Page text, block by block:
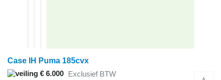
Case IH Puma 185cvx
€ 6.000 Exclusief BTW